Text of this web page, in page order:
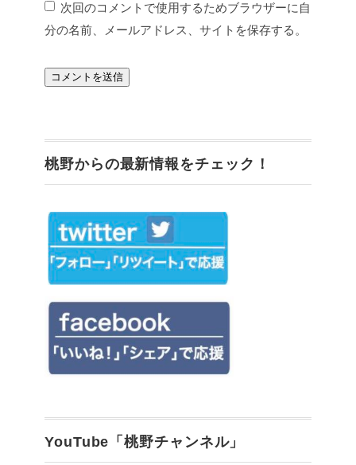
次回のコメントで使用するためブラウザーに自
分の名前、メールアドレス、サイトを保存する。
桃野からの最新情報をチェック！
YouTube「桃野チャンネル」